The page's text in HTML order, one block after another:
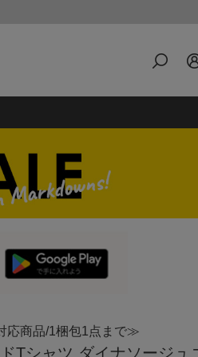
応商品/1梱包1点まで≫
Tシャツ ダイナソージュ